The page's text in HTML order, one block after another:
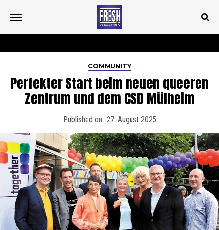
COMMUNITY
Perfekter Start beim neuen queeren
Zentrum und dem CSD Mülheim
Published on 27. August 2025